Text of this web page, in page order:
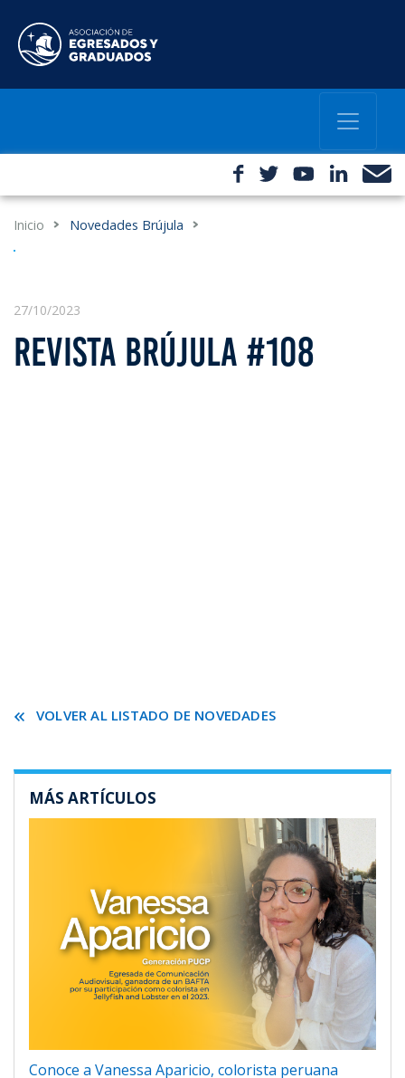
Inicio Novedades Brújula
27/10/2023
REVISTA BRÚJULA #108
VOLVER AL LISTADO DE NOVEDADES
MÁS ARTÍCULOS
Conoce a Vanessa Aparicio, colorista peruana